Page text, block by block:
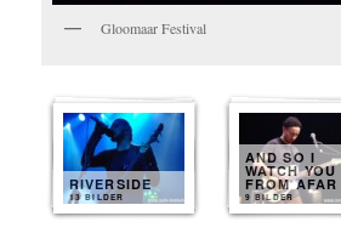
Gloomaar Festival
RIVERSIDE
13 BILDER
AND SO I
WATCH YOU
FROM AFAR
9 BILDER